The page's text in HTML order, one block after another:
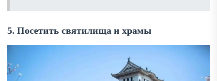
5. Посетить святилища и храмы